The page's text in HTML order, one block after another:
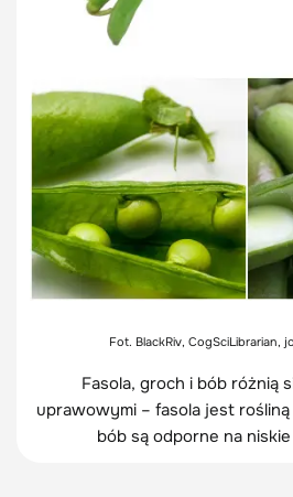
Fot. BlackRiv, CogSciLibrarian,
Fasola, groch i bób różnią
uprawowymi – fasola jest rośliną
bób są odporne na